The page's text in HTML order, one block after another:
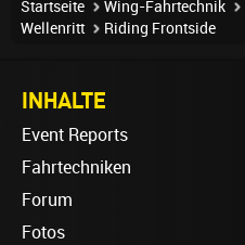
Startseite Wing-Fahrtechnik
Wellenritt
Riding Frontside
INHALTE
Event Reports
Fahrtechniken
Forum
Fotos